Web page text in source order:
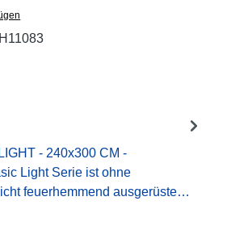
- 240x300 CM -
Light Serie ist ohne
feuerhemmend ausgerüste…